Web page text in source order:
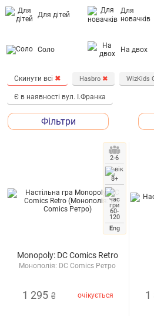
Для дітей
Для
новачків
Соло На двох
Скинути всі ✖ Hasbro ✖ WizKids
Є в наявності вул. І.Франка
Фільтри
Monopoly: DC Comics Retro
Монополія: DC Comics Ретро
2-6
8+
60-
120
Eng
1 295 ₴ очікується 1